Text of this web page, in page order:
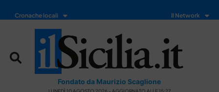
Cronache locali Il Network
Fondato da Maurizio Scaglione